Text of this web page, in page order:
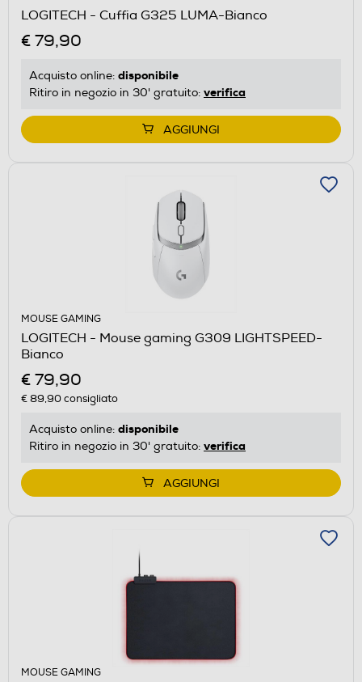
LOGITECH - Cuffia G325 LUMA-Bianco
€ 79,90
Acquisto online: disponibile
Ritiro in negozio in 30' gratuito: verifica
AGGIUNGI
MOUSE GAMING
LOGITECH - Mouse gaming G309 LIGHTSPEED-
Bianco
€ 79,90
€ 89,90consigliato
Acquisto online: disponibile
Ritiro in negozio in 30' gratuito: verifica
AGGIUNGI
MOUSE GAMING